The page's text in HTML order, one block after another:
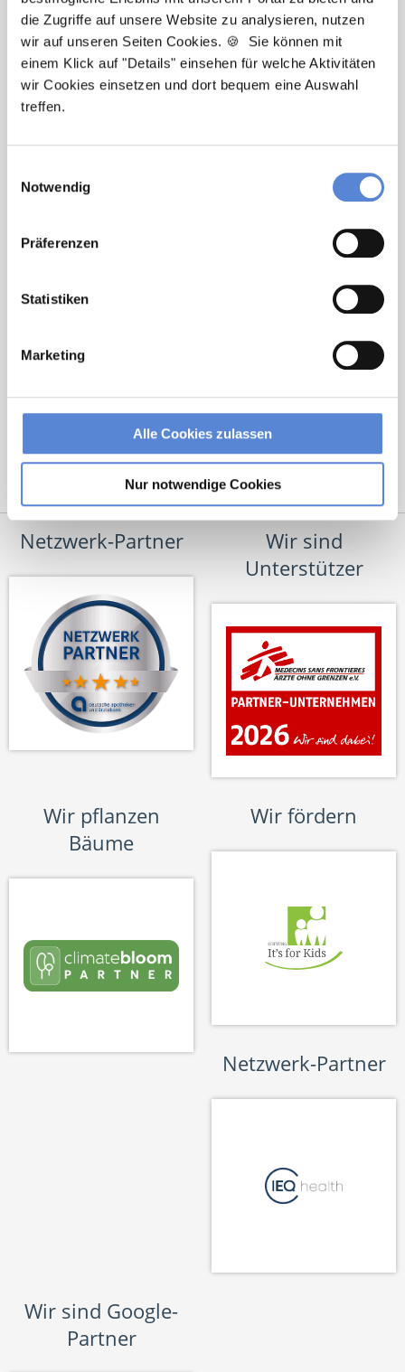
die Zugriffe auf unsere Website zu analysieren, nutzen
wir auf unseren Seiten Cookies. 🍪 Sie können mit
einem Klick auf "Details" einsehen für welche Aktivitäten
wir Cookies einsetzen und dort bequem eine Auswahl
treffen.
Notwendig
Präferenzen
Statistiken
Marketing
Alle Cookies zulassen
Nur notwendige Cookies
Sie haben Fragen zu unseren Stellenanzeigen oder
benötigen Unterstützung beim Ausfüllen Ihres
Bewerberprofils? Kontaktieren Sie mich einfach, ich
helfe Ihnen gerne weiter!
Jetzt zur kostenlosen Stellenanfrage
Kontakt
Fax: +49 (0) 521 / 911 730 31
Netzwerk-Partner
Wir sind
Unterstützer
Wir pflanzen
Bäume
Wir fördern
Netzwerk-Partner
Wir sind Google-
Partner